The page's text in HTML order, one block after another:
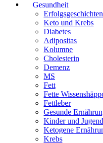
Gesundheit
Erfolgsgeschichten
Keto und Krebs
Diabetes
Adipositas
Kolumne
Cholesterin
Demenz
MS
Fett
Fette
Fettleber
Gesunde
Kinder und
Ketogene
Krebs